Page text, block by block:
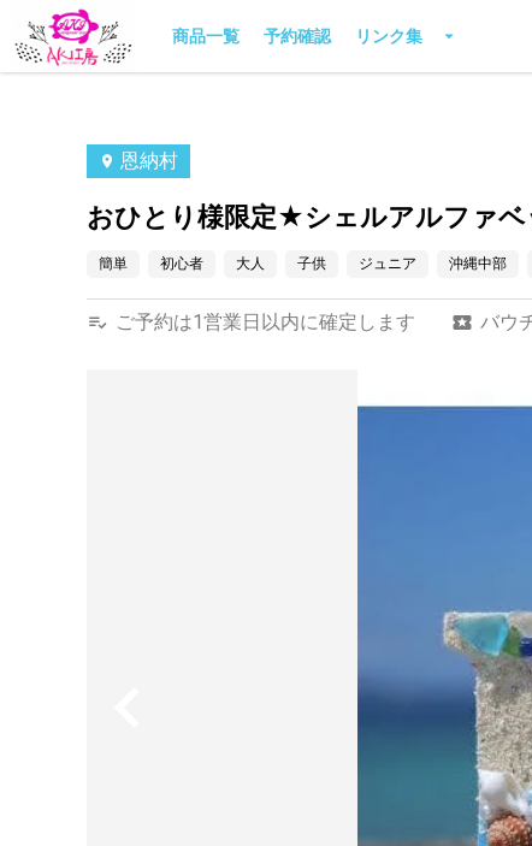
商品一覧 予約確認 リンク集
恩納村
おひとり様限定★シェルアルファベ
簡単 初心者 大人 子供 ジュニア 沖縄中部
ご予約は1営業日以内に確定します
バウ